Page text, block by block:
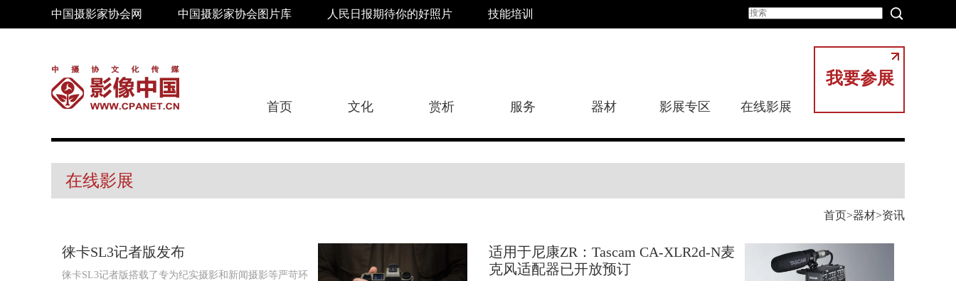
中国摄影家协会网 中国摄影家协会图片库 人民日报期待你的好照片 技能培训
我要参展
首页 文化 赏析 服务 器材 影展专区 在线影展
在线影展
首页 器材 资讯
徕卡SL3记者版发布
徕卡SL3记者版搭载了专为纪实摄影和新闻摄影等严苛环
适用于尼康ZR：Tascam CA-XLR2d-N麦
克风适配器已开放预订